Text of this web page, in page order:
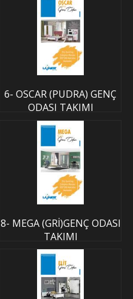
6- OSCAR (PUDRA) GENÇ
ODASI TAKIMI
8- MEGA (GRİ)GENÇ ODASI
TAKIMI